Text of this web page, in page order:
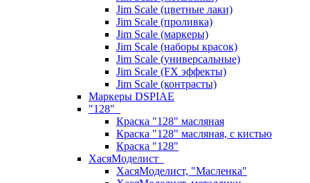
Jim Scale (цветные лаки)
Jim Scale (проливка)
Jim Scale (маркеры)
Jim Scale (наборы красок)
Jim Scale (универсальные)
Jim Scale (FX эффекты)
Jim Scale (контрасты)
Маркеры DSPIAE
"128"
Краска "128" масляная
Краска "128" масляная, с кистью
Краска "128"
ХасяМоделист
ХасяМоделист, "Масленка"